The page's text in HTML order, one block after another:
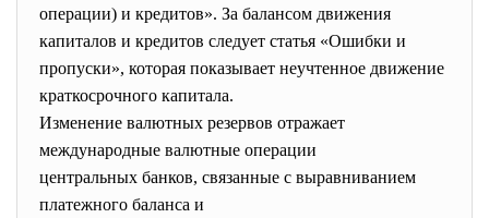
операции) и кредитов». За балансом движения
капиталов и кредитов следует статья «Ошибки и
пропуски», которая показывает неучтенное движение
краткосрочного капитала.
Изменение валютных резервов отражает
международные валютные операции
центральных банков, связанные с выравниванием
платежного баланса и